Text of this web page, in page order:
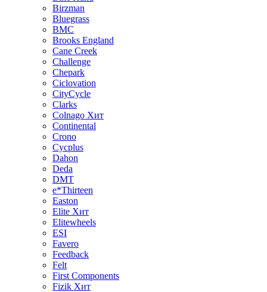
Birzman
Bluegrass
BMC
Brooks England
Cane Creek
Challenge
Chepark
Ciclovation
CityCycle
Clarks
Colnago Хит
Continental
Crono
Cycplus
Dahon
Deda
DMT
e*Thirteen
Easton
Elite Хит
Elitewheels
ESI
Favero
Feedback
Felt
First Components
Fizik Хит